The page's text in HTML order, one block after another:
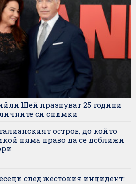
Шей празнуват 25 години
си снимки
остров, до който
няма право да се доближи
след жестокия инцидент: